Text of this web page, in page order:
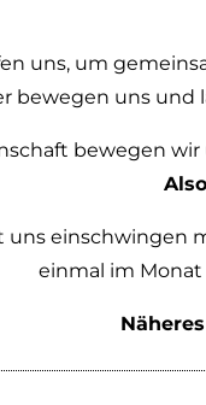
uns, um
bewegen uns und
bewegen
uns einschwingen
einmal im